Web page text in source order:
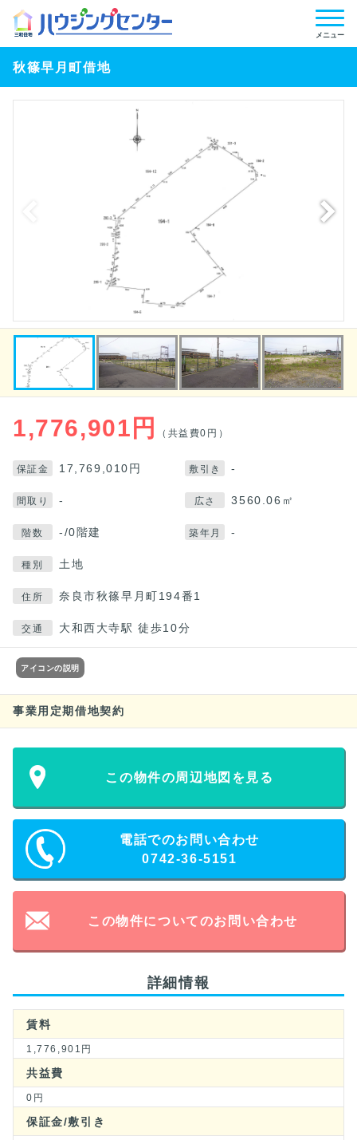
メニュー
秋篠早月町借地
1,776,901円 （共益費0円）
保証金 17,769,010円 敷引き -
間取り - 広さ 3560.06㎡
階数 -/0階建 築年月 -
種別 土地
住所 奈良市秋篠早月町194番1
交通 大和西大寺駅 徒歩10分
アイコンの説明
事業用定期借地契約
この物件の周辺地図を見る
電話でのお問い合わせ
0742-36-5151
この物件についてのお問い合わせ
詳細情報
賃料
1,776,901円
共益費
0円
保証金/敷引き